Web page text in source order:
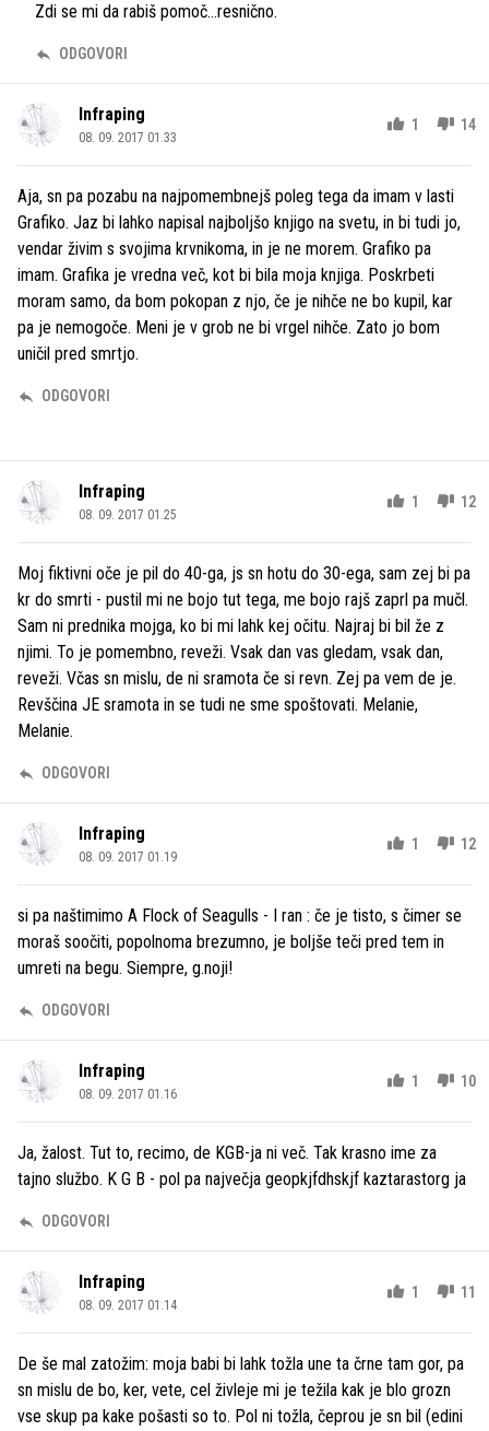
Zdi se mi da rabiš pomoč...resnično.
ODGOVORI
Infraping
08. 09. 2017 01.33
1 14
Aja, sn pa pozabu na najpomembnejš poleg tega da imam v lasti
Grafiko. Jaz bi lahko napisal najboljšo knjigo na svetu, in bi tudi jo,
vendar živim s svojima krvnikoma, in je ne morem. Grafiko pa
imam. Grafika je vredna več, kot bi bila moja knjiga. Poskrbeti
moram samo, da bom pokopan z njo, če je nihče ne bo kupil, kar
pa je nemogoče. Meni je v grob ne bi vrgel nihče. Zato jo bom
uničil pred smrtjo.
ODGOVORI
Infraping
08. 09. 2017 01.25
1 12
Moj fiktivni oče je pil do 40-ga, js sn hotu do 30-ega, sam zej bi pa
kr do smrti - pustil mi ne bojo tut tega, me bojo rajš zaprl pa mučl.
Sam ni prednika mojga, ko bi mi lahk kej očitu. Najraj bi bil že z
njimi. To je pomembno, reveži. Vsak dan vas gledam, vsak dan,
reveži. Včas sn mislu, de ni sramota če si revn. Zej pa vem de je.
Revščina JE sramota in se tudi ne sme spoštovati. Melanie,
Melanie.
ODGOVORI
Infraping
08. 09. 2017 01.19
1 12
si pa naštimimo A Flock of Seagulls - I ran : če je tisto, s čimer se
moraš soočiti, popolnoma brezumno, je boljše teči pred tem in
umreti na begu. Siempre, g.noji!
ODGOVORI
Infraping
08. 09. 2017 01.16
1 10
Ja, žalost. Tut to, recimo, de KGB-ja ni več. Tak krasno ime za
tajno službo. K G B - pol pa največja geopkjfdhskjf kaztarastorg ja
ODGOVORI
Infraping
08. 09. 2017 01.14
1 11
De še mal zatožim: moja babi bi lahk tožla une ta črne tam gor, pa
sn mislu de bo, ker, vete, cel živleje mi je težila kak je blo grozn
vse skup pa kake pošasti so to. Pol ni tožla, čeprou je sn bil (edini